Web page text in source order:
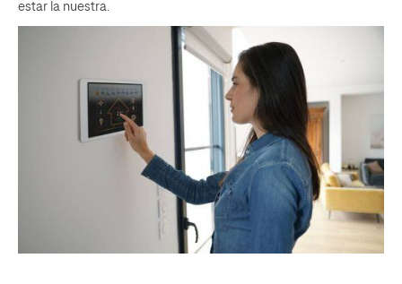
estar la nuestra.